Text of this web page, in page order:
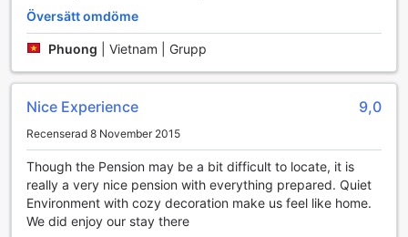
äventyr i Pyeongchang-gun. Rummen är utrustade med en
modern TV med satellit- och kabelkanaler, vilket gör att du
kan njuta av dina favoritprogram eller filmer i avkopplande
för att hålla dina drycker kalla samt gratis flaskvatten som
gör att du alltid har tillgång till uppfriskande dryck.
Varje rum har en privat balkong eller terrass, där du kan
njuta av den friska luften och den vackra omgivningen.
Badrummet är utrustat med nödvändiga toalettartiklar och
handdukar, vilket gör det enkelt för dig att fräscha upp dig.
Dessutom finns en hårtork tillgänglig för att se till att du
alltid ser ditt bästa ut. Symphony Pension är verkligen en
plats där du kan koppla av och njuta av alla
Översätt omdöme
Phuong Vietnam | Grupp
Nice Experience 9,0
Recenserad 8 November 2015
Though the Pension may be a bit difficult to locate, it is
really a very nice pension with everything prepared. Quiet
Environment with cozy decoration make us feel like home.
We did enjoy our stay there